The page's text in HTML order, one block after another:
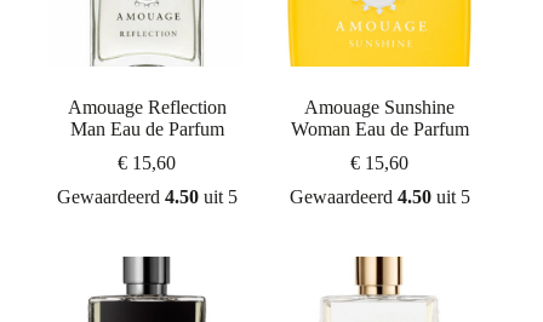
Amouage Reflection
Man Eau de Parfum
€ 15,60
Gewaardeerd 4.50uit 5
Amouage Sunshine
Woman Eau de Parfum
€ 15,60
Gewaardeerd 4.50uit 5